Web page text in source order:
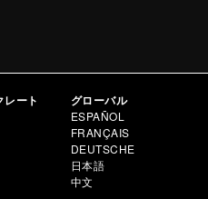
レート グローバル
ESPAÑOL
FRANÇAIS
DEUTSCHE
日本語
中文